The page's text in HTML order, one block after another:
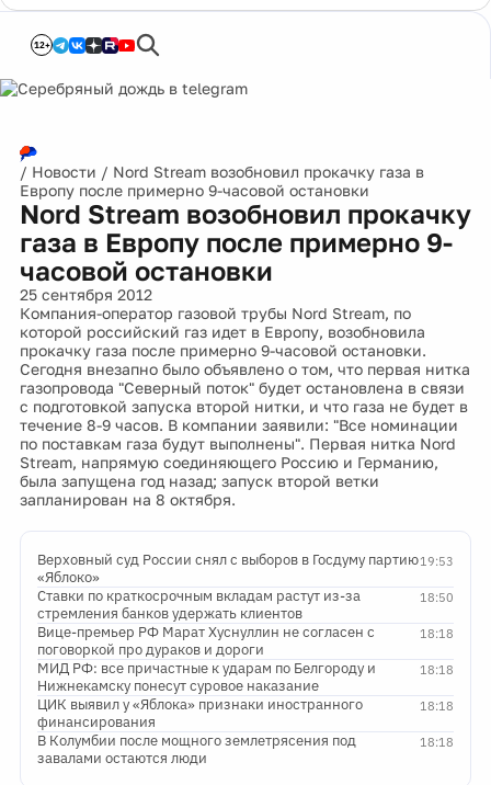
12+
/ Новости / Nord Stream возобновил прокачку газа в
Европу после примерно 9-часовой остановки
Nord Stream возобновил прокачку
газа в Европу после примерно 9-
часовой остановки
25 сентября 2012
Компания-оператор газовой трубы Nord Stream, по
которой российский газ идет в Европу, возобновила
прокачку газа после примерно 9-часовой остановки.
Сегодня внезапно было объявлено о том, что первая нитка
газопровода "Северный поток" будет остановлена в связи
с подготовкой запуска второй нитки, и что газа не будет в
течение 8-9 часов. В компании заявили: "Все номинации
по поставкам газа будут выполнены". Первая нитка Nord
Stream, напрямую соединяющего Россию и Германию,
была запущена год назад; запуск второй ветки
запланирован на 8 октября.
19:53
Верховный суд России снял с выборов в Госдуму партию
«Яблоко»
18:50
Ставки по краткосрочным вкладам растут из-за
стремления банков удержать клиентов
18:18
Вице-премьер РФ Марат Хуснуллин не согласен с
поговоркой про дураков и дороги
18:18
МИД РФ: все причастные к ударам по Белгороду и
Нижнекамску понесут суровое наказание
18:18
ЦИК выявил у «Яблока» признаки иностранного
финансирования
18:18
В Колумбии после мощного землетрясения под
завалами остаются люди